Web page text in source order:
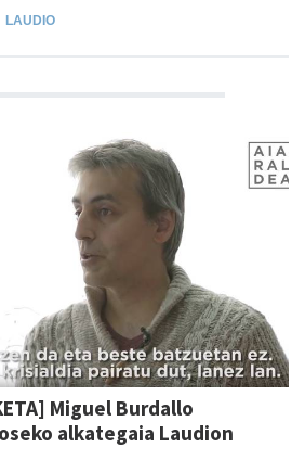
LAUDIO
Miguel Burdallo
alkategaia Laudion